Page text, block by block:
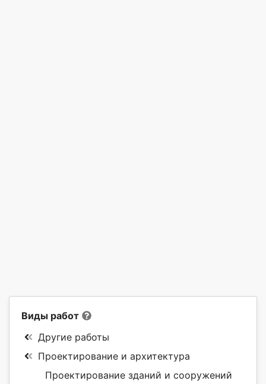
Виды работ
Другие работы
Проектирование и архитектура
Проектирование зданий и сооружений